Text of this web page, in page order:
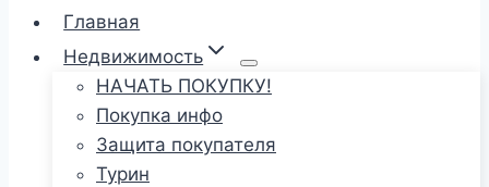
Главная
Недвижимость
НАЧАТЬ ПОКУПКУ!
Покупка инфо
Защита покупателя
Турин